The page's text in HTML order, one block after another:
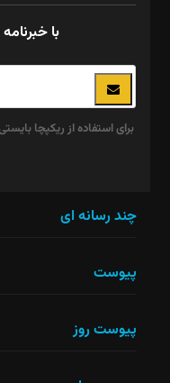
با
نباید
چند رسانه ای
پیوست
پیوست روز